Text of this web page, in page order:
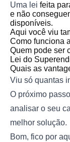
Uma lei feita
e não
disponíveis.
Aqui você viu
Como funciona
Quem pode ser
Lei do
Quais as
Viu só quantas
O próximo
analisar o seu
melhor solução.
Bom, fico por